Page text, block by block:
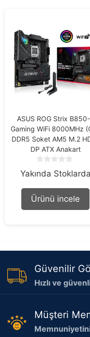
ASUS ROG Strix
Gaming WiFi 8000MHz
DDR5 Soket AM5 M.2
DP ATX Anakart
o
o
f
Yakında Stoklarda
Ürünü incele
Güvenilir
Hızlı ve
Müşteri